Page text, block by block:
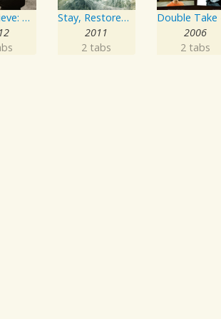
I Still Believe: The Number Ones Collection
Stay, Restored, Beyond Measure
2011
2 tabs
2006
2 tabs